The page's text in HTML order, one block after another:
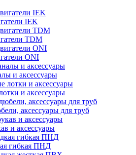
IEK
TDM
ONI
и аксессуары
и аксессуары
аксессуары для труб
и аксессуары
гибкая ПНД